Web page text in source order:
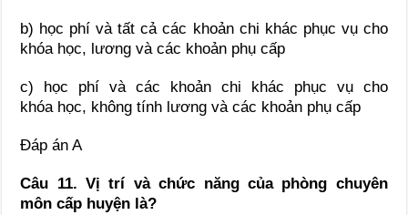
b) học phí và tất cả các khoản chi khác phục vụ cho
khóa học, lương và các khoản phụ cấp
c) học phí và các khoản chi khác phục vụ cho
khóa học, không tính lương và các khoản phụ cấp
Đáp án A
Câu 11. Vị trí và chức năng của phòng chuyên
môn cấp huyện là?